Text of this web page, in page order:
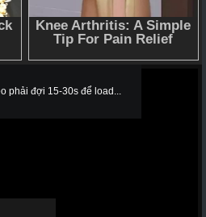
phải đợi 15-30s để load...
could not be played